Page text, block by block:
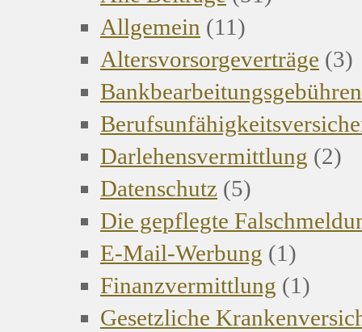
Allgemein (11)
Altersvorsorgeverträge (3)
Bankbearbeitungsgebühren
Darlehensvermittlung (2)
Datenschutz (5)
Die gepflegte
E-Mail-Werbung (1)
Finanzvermittlung (1)
Gesetzliche